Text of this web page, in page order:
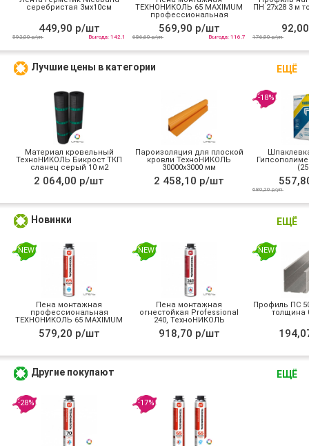
серебристая 3мх10см
449,90 р/шт
592,00 р/уп Выгода: 142.1
ТЕХНОНИКОЛЬ 65 MAXIMUM
профессиональная
всесезонная
569,90 р/шт
686,60 р/уп Выгода: 116.7
ПН 27х28 3 м
176,90 р/уп
ЕЩЁ
Лучшие цены в категории
Материал кровельный
ТехноНИКОЛЬ Бикрост ТКП
сланец серый 10 м2
2 064,00 р/шт
Пароизоляция для плоской
кровли ТехноНИКОЛЬ
30000х3000 мм
2 458,10 р/шт
-18%
680,20 р/уп
ЕЩЁ
Новинки
NEW
Пена монтажная
профессиональная
ТЕХНОНИКОЛЬ 65 MAXIMUM
зимняя
579,20 р/шт
NEW
Пена монтажная
огнестойкая Professional
240, ТехноНИКОЛЬ
918,70 р/шт
NEW
Профиль ПС
толщина
ЕЩЁ
Другие покупают
-28% -17%